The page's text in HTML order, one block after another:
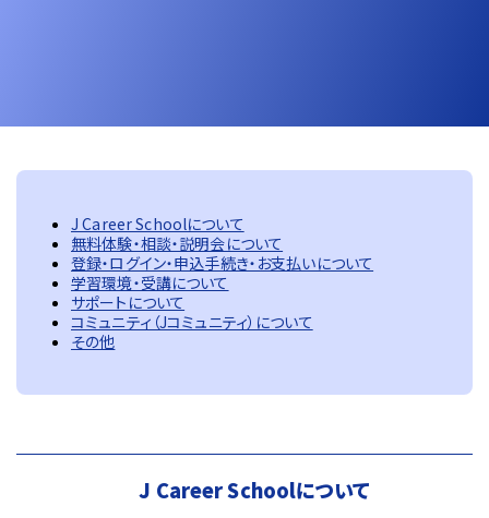
J Career Schoolについて
無料体験・相談・説明会について
登録・ログイン・申込手続き・お支払いについて
学習環境・受講について
サポートについて
コミュニティ（Jコミュニティ）について
その他
J Career Schoolについて